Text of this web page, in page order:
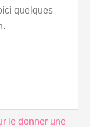
quelques
le donner une